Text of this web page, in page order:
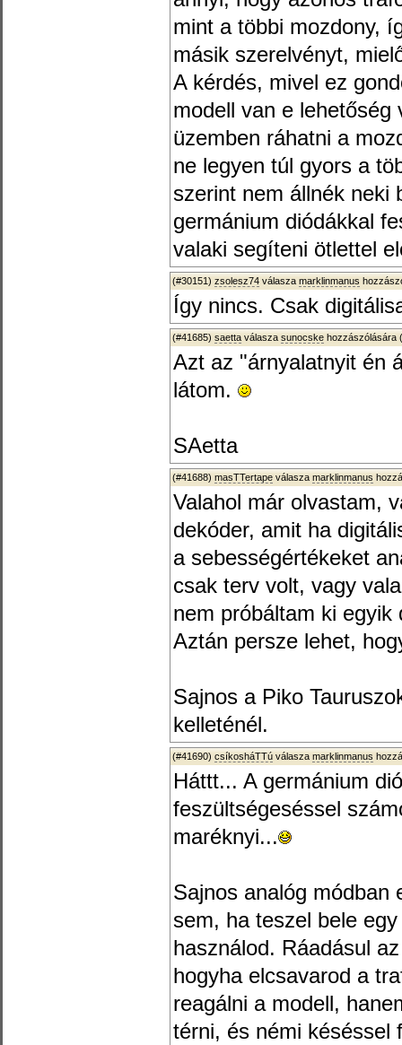
mint a többi mozdony,
másik szerelvényt,
A kérdés, mivel ez
modell van e lehetőség
üzemben ráhatni a
ne legyen túl gyors a
szerint nem állnék neki
germánium diódákkal
valaki segíteni ötlettel
(#30151) zsolesz74 válasza marklinmanus
Így nincs. Csak
(#41685) saetta válasza sunocske hozzászólására (
Azt az "árnyalatnyit én
látom.
SAetta
(#41688) masTTertape válasza marklinmanus
Valahol már olvastam,
dekóder, amit ha
a sebességértékeket
csak terv volt, vagy
nem próbáltam ki egyik
Aztán persze lehet,
Sajnos a Piko
kelleténél.
(#41690) csíkosháTTú válasza marklinmanus
Háttt... A germánium
feszültségeséssel
maréknyi...
Sajnos analóg módban
sem, ha teszel bele
használod. Ráadásul
hogyha elcsavarod a
reagálni a modell,
térni, és némi késéssel